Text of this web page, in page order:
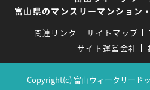
富山県のマンスリーマンション
関連リンク サイトマップ
サイト運営会社
Copyright(c) 富山ウィークリード